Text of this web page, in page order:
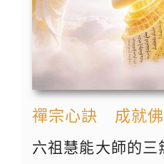
禪宗心訣 成就
六祖慧能大師的三